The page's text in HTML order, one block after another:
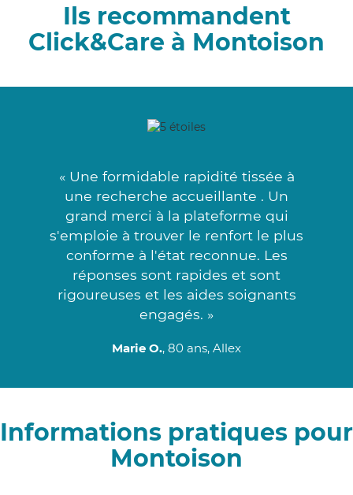
Ils recommandent
Click&Care à Montoison
« Une formidable rapidité tissée à
une recherche accueillante . Un
grand merci à la plateforme qui
s'emploie à trouver le renfort le plus
conforme à l'état reconnue. Les
réponses sont rapides et sont
rigoureuses et les aides soignants
engagés. »
Marie O., 80 ans, Allex
Informations pratiques pour
Montoison